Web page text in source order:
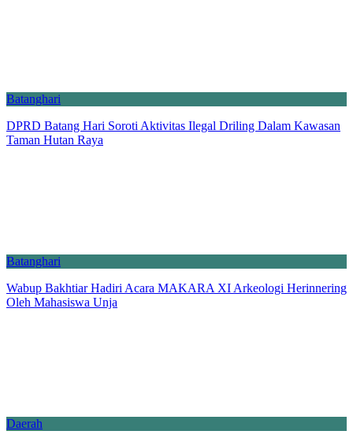
Batanghari
DPRD Batang Hari Soroti Aktivitas Ilegal Driling Dalam Kawasan
Taman Hutan Raya
Batanghari
Wabup Bakhtiar Hadiri Acara MAKARA XI Arkeologi Herinnering
Oleh Mahasiswa Unja
Daerah